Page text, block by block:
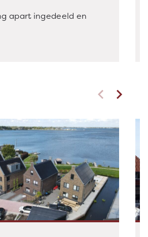
apart ingedeeld en